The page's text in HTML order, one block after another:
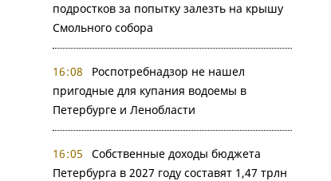
подростков за попытку залезть на крышу
Смольного собора
16:08
Роспотребнадзор не нашел
пригодные для купания водоемы в
Петербурге и Ленобласти
16:05
Собственные доходы бюджета
Петербурга в 2027 году составят 1,47 трлн